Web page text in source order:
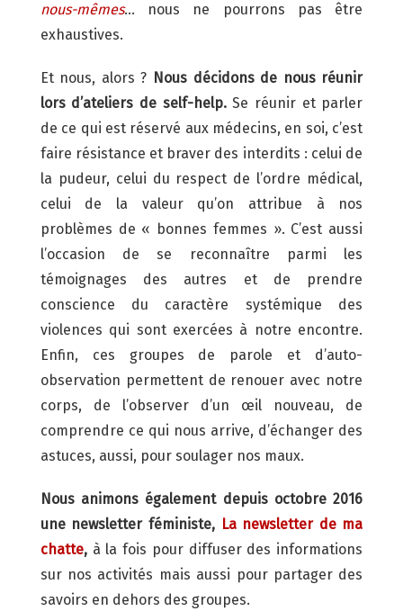
nous-mêmes… nous ne pourrons pas être
exhaustives.
Et nous, alors ? Nous décidons de nous réunir
lors d’ateliers de self-help.Se réunir et parler
de ce qui est réservé aux médecins, en soi, c’est
faire résistance et braver des interdits : celui de
la pudeur, celui du respect de l’ordre médical,
celui de la valeur qu’on attribue à nos
problèmes de « bonnes femmes ». C’est aussi
l’occasion de se reconnaître parmi les
témoignages des autres et de prendre
conscience du caractère systémique des
violences qui sont exercées à notre encontre.
Enfin, ces groupes de parole et d’auto-
observation permettent de renouer avec notre
corps, de l’observer d’un œil nouveau, de
comprendre ce qui nous arrive, d’échanger des
astuces, aussi, pour soulager nos maux.
Nous animons également depuis octobre 2016
une newsletter féministe, La newsletter de ma
chatte,à la fois pour diffuser des informations
sur nos activités mais aussi pour partager des
savoirs en dehors des groupes.